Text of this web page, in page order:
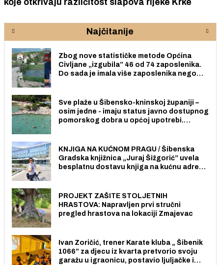
Najčitanije
Zbog nove statističke metode Općina
Civljane „izgubila” 46 od 74 zaposlenika.
Do sada je imala više zaposlenika nego
Sve plaže u Šibensko-kninskoj županiji –
osim jedne - imaju status javno dostupnog
pomorskog dobra u općoj upotrebi.
KNJIGA NA KUĆNOM PRAGU / Šibenska
Gradska knjižnica „Juraj Šižgorić” uvela
besplatnu dostavu knjiga na kućnu adresu
PROJEKT ZAŠITE STOLJETNIH
HRASTOVA: Napravljen prvi stručni
pregled hrastova na lokaciji Zmajevac
Ivan Zoričić, trener Karate kluba „ Šibenik
1066” za djecu iz kvarta pretvorio svoju
garažu u igraonicu, postavio ljuljačke i